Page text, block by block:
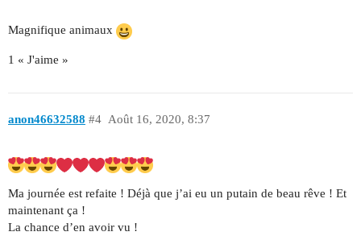
Magnifique animaux
1 « J'aime »
anon46632588 Août 16, 2020, 8:37
#4
Ma journée est refaite ! Déjà que j’ai eu un putain de beau rêve ! Et
maintenant ça !
La chance d’en avoir vu !